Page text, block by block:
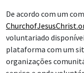
De acordo com um
voluntariado
plataforma com um
organizações